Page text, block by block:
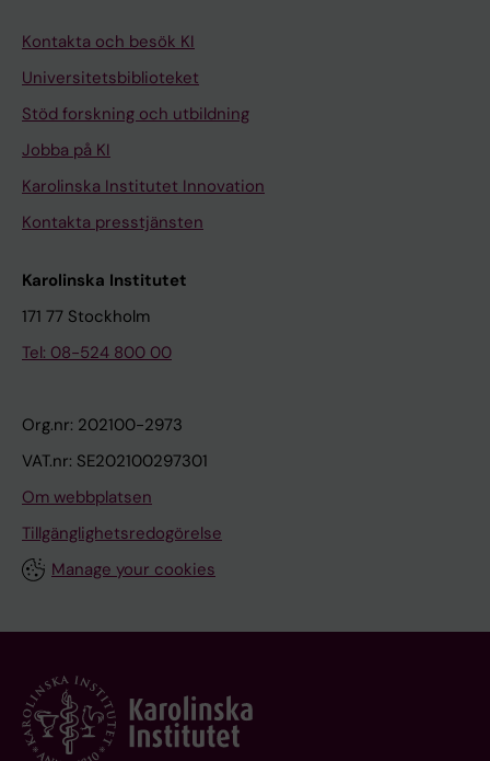
Kontakta och besök KI
Universitetsbiblioteket
Stöd forskning och utbildning
Jobba på KI
Karolinska Institutet Innovation
Kontakta presstjänsten
Karolinska Institutet
171 77 Stockholm
Tel: 08-524 800 00
Org.nr: 202100-2973
VAT.nr: SE202100297301
Om webbplatsen
Tillgänglighetsredogörelse
Manage your cookies